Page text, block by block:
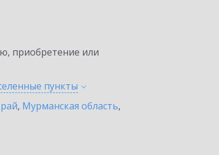
приобретение или
пункты
, Мурманская область,